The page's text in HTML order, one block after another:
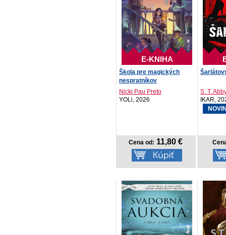
E-KNIHA
Škola pre magických
nespratníkov
Nicki Pau Preto
YOLi, 2026
Cena od: 11,80 €
S. T.
IKAR,